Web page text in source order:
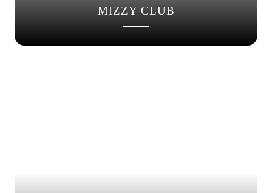
MIZZY CLUB